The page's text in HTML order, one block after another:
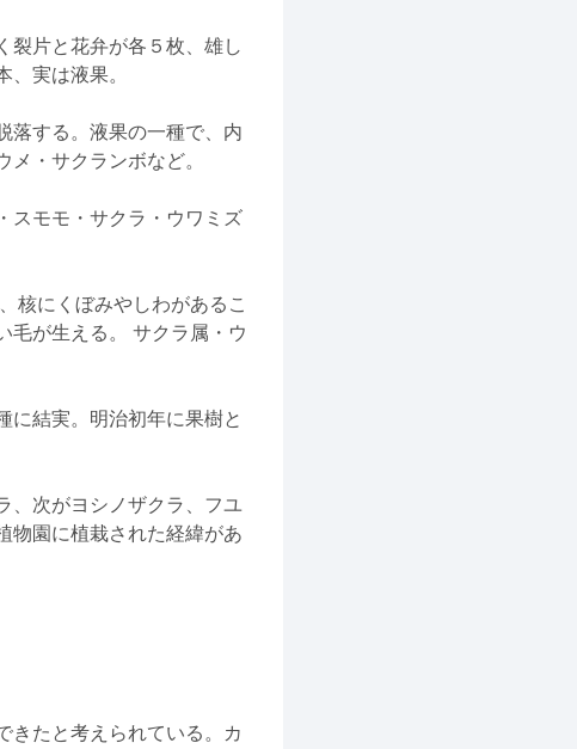
裂片と花弁が各５枚、雄し
実は液果。
落する。液果の一種で、内
・サクランボなど。
スモモ・サクラ・ウワミズ
核にくぼみやしわがあるこ
毛が生える。 サクラ属・ウ
に結実。明治初年に果樹と
、次がヨシノザクラ、フユ
物園に植栽された経緯があ
きたと考えられている。カ